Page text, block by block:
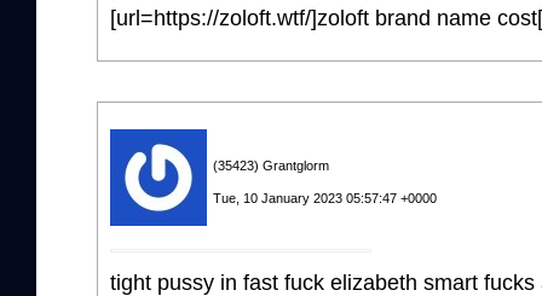
[url=https://zoloft.wtf/]zoloft brand name
(35423) Grantglorm
Tue, 10 January 2023 05:57:47 +0000
tight pussy in fast fuck elizabeth smart